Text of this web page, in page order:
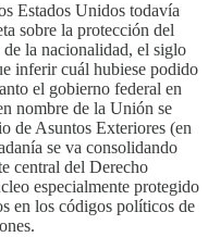
Estados Unidos todavía
sobre la protección del
la nacionalidad, el siglo
inferir cuál hubiese podido
el gobierno federal en
nombre de la Unión se
de Asuntos Exteriores (en
se va consolidando
central del Derecho
especialmente protegido
en los códigos políticos de